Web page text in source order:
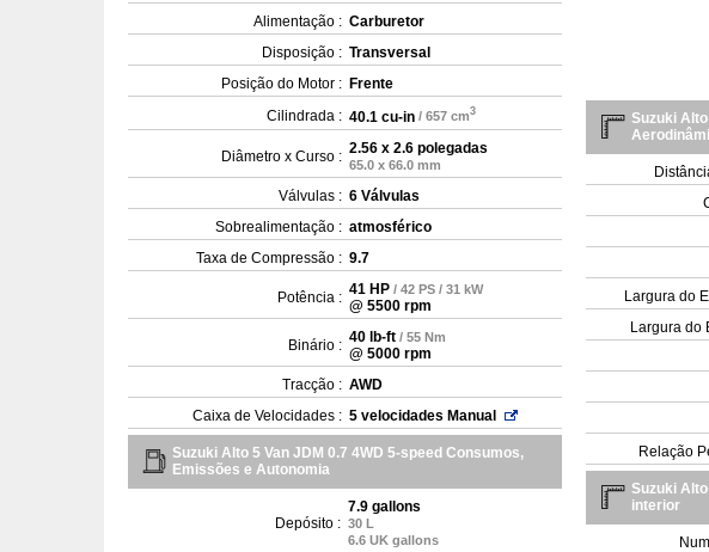
Alimentação : Carburetor
Disposição : Transversal
Posição do Motor : Frente
Cilindrada : 40.1 cu-in / 657 cm3
Diâmetro x Curso : 2.56 x 2.6 polegadas
65.0 x 66.0 mm
Válvulas : 6 Válvulas
Sobrealimentação : atmosférico
Taxa de Compressão : 9.7
Potência : 41 HP / 42 PS / 31 kW
@ 5500 rpm
Binário : 40 lb-ft / 55 Nm
@ 5000 rpm
Tracção : AWD
Caixa de Velocidades : 5 velocidades Manual
Suzuki Alto 5 Van JDM 0.7 4WD 5-speed Consumos,
Emissões e Autonomia
Depósito :
7.9 gallons
30 L
6.6 UK gallons
Suzuki
Largura do
Largura do
Relação
Suzuki
interior